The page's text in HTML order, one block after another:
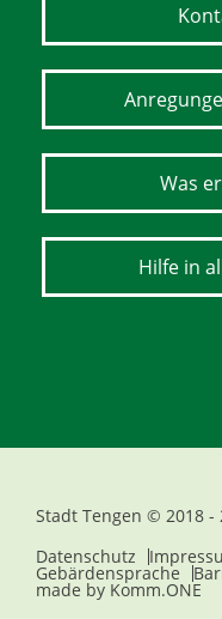
Was
Hilfe in
Stadt Tengen © 2018 -
Datenschutz
Gebärdensprache
made by Komm.ONE